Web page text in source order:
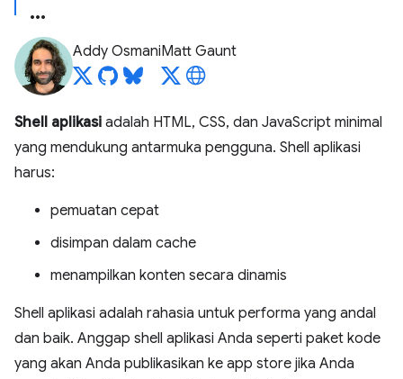
Addy OsmaniMatt Gaunt
Shell aplikasi adalah HTML, CSS, dan JavaScript minimal
yang mendukung antarmuka pengguna. Shell aplikasi
harus:
pemuatan cepat
disimpan dalam cache
menampilkan konten secara dinamis
Shell aplikasi adalah rahasia untuk performa yang andal
dan baik. Anggap shell aplikasi Anda seperti paket kode
yang akan Anda publikasikan ke app store jika Anda